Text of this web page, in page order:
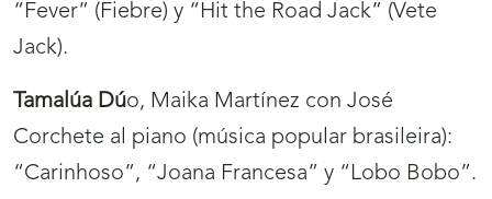
“Fever” (Fiebre) y “Hit the Road Jack” (Vete
Jack).
Tamalúa Dúo, Maika Martínez con José
Corchete al piano (música popular brasileira):
“Carinhoso”, “Joana Francesa” y “Lobo Bobo”.